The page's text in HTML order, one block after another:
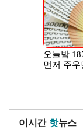
이시간 핫뉴스